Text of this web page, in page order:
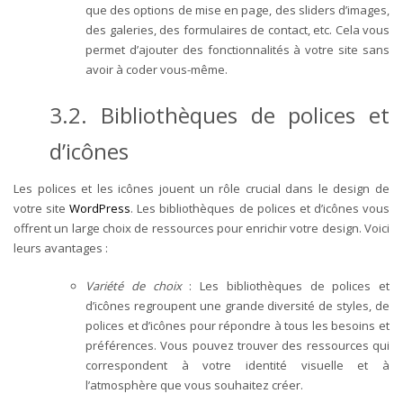
que des options de mise en page, des sliders d’images,
des galeries, des formulaires de contact, etc. Cela vous
permet d’ajouter des fonctionnalités à votre site sans
avoir à coder vous-même.
3.2. Bibliothèques de polices et
d’icônes
Les polices et les icônes jouent un rôle crucial dans le design de
votre siteWordPress. Les bibliothèques de polices et d’icônes vous
offrent un large choix de ressources pour enrichir votre design. Voici
leurs avantages :
Variété de choix: Les bibliothèques de polices et
d’icônes regroupent une grande diversité de styles, de
polices et d’icônes pour répondre à tous les besoins et
préférences. Vous pouvez trouver des ressources qui
correspondent à votre identité visuelle et à
l’atmosphère que vous souhaitez créer.